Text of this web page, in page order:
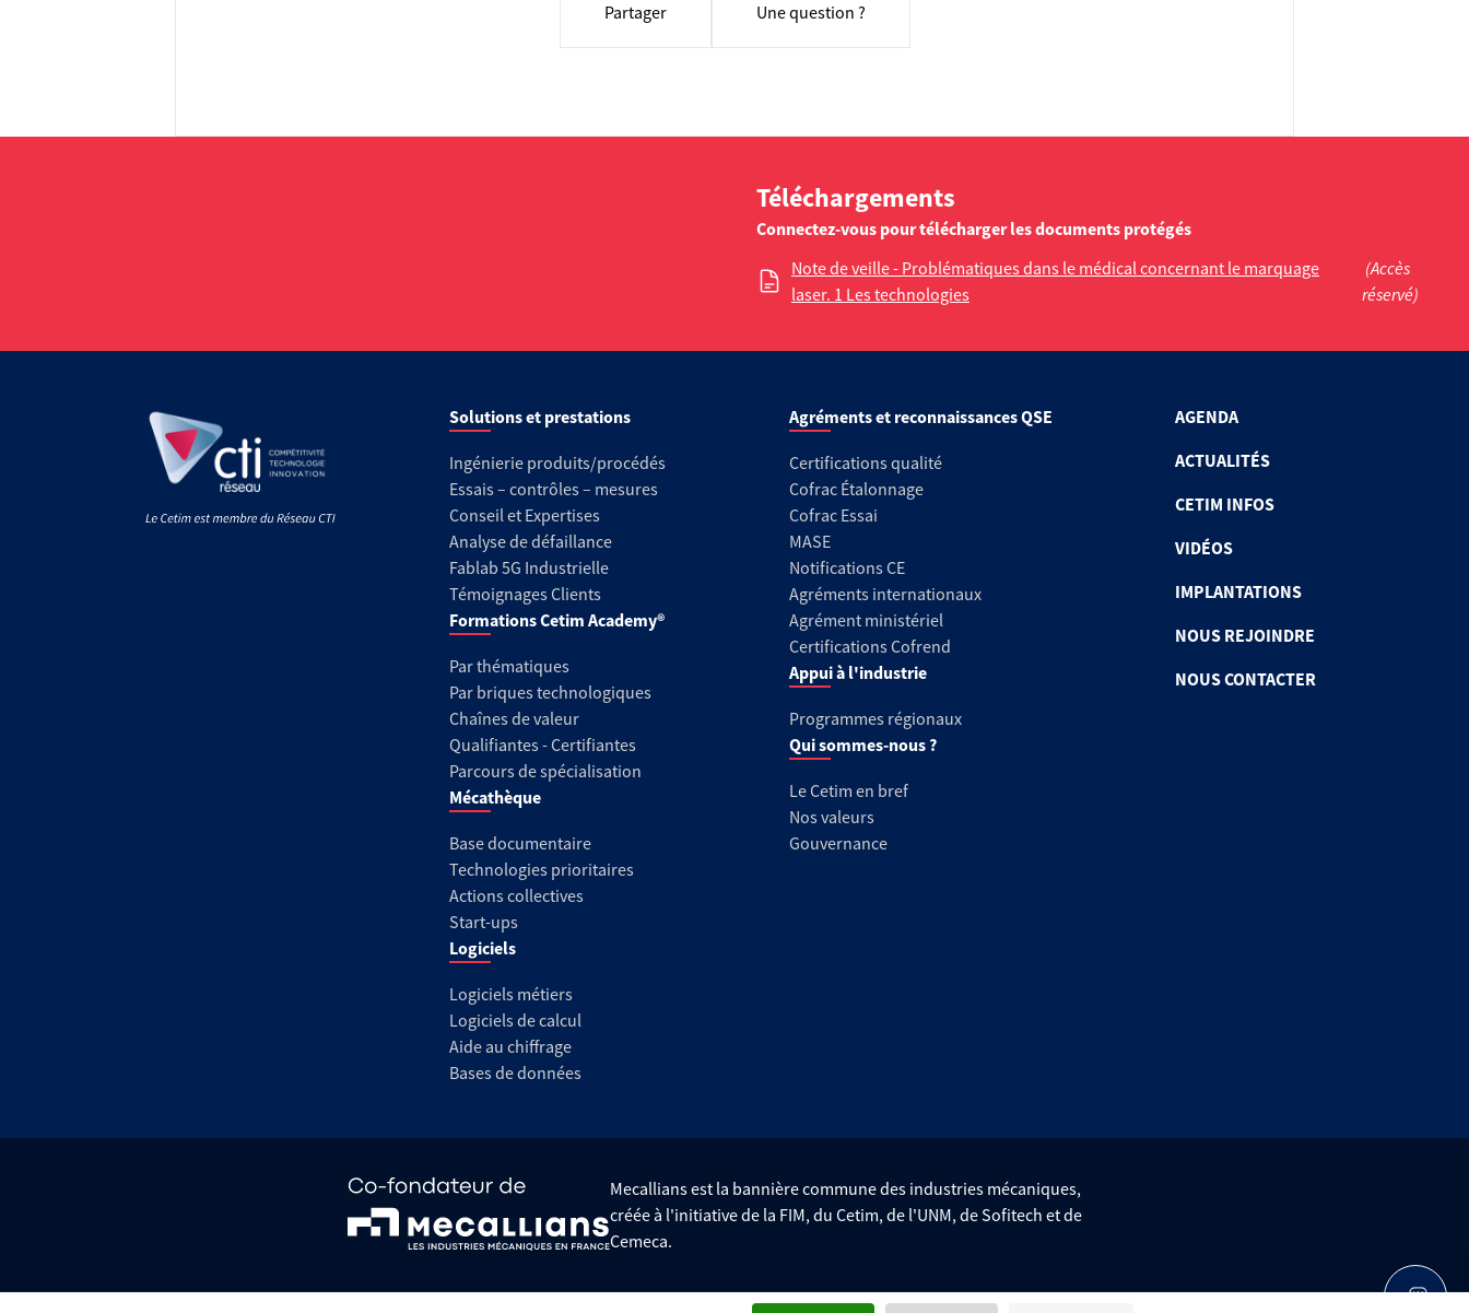
Partager Une question ?
Téléchargements
Connectez-vous pour télécharger les documents protégés
Note de veille - Problématiques dans le médical concernant le marquage
laser. 1 Les technologies
(Accès
réservé)
Solutions et prestations
Ingénierie produits/procédés
Essais – contrôles – mesures
Conseil et Expertises
Analyse de défaillance
Fablab 5G Industrielle
Témoignages Clients
Formations Cetim Academy®
Par thématiques
Par briques technologiques
Chaînes de valeur
Qualifiantes - Certifiantes
Parcours de spécialisation
Mécathèque
Base documentaire
Technologies prioritaires
Actions collectives
Start-ups
Logiciels
Logiciels métiers
Logiciels de calcul
Aide au chiffrage
Bases de données
Agréments et reconnaissances QSE
Certifications qualité
Cofrac Étalonnage
Cofrac Essai
MASE
Notifications CE
Agréments internationaux
Agrément ministériel
Certifications Cofrend
Appui à l'industrie
Programmes régionaux
Qui sommes-nous ?
Le Cetim en bref
Nos valeurs
Gouvernance
AGENDA
ACTUALITÉS
CETIM INFOS
VIDÉOS
IMPLANTATIONS
NOUS REJOINDRE
NOUS CONTACTER
Mecallians est la bannière commune des industries mécaniques,
créée à l'initiative de la FIM, du Cetim, de l'UNM, de Sofitech et de
Cemeca.